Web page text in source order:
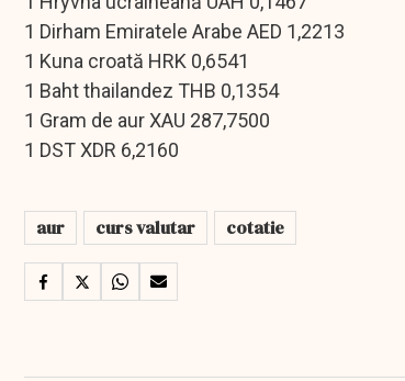
1 Dirham Emiratele Arabe AED 1,2213
1 Kuna croată HRK 0,6541
1 Baht thailandez THB 0,1354
1 Gram de aur XAU 287,7500
1 DST XDR 6,2160
aur curs valutar cotatie